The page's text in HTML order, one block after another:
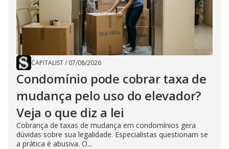
CAPITALIST/ 07/08/2026
Condomínio pode cobrar taxa de
mudança pelo uso do elevador?
Veja o que diz a lei
Cobrança de taxas de mudança em condomínios gera
dúvidas sobre sua legalidade. Especialistas questionam se
a prática é abusiva. O...